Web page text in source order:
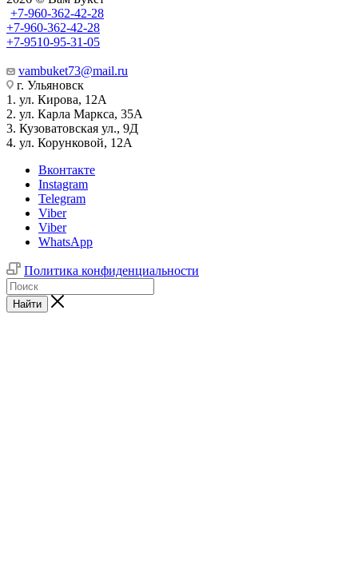
+7-960-362-42-28
+7-960-362-42-28
+7-9510-95-31-05
vambuket73@mail.ru
г. Ульяновск
1. ул. Кирова, 12А
2. ул. Карла Маркса, 35А
3. Кузоватовская ул., 9Д
4. ул. Корунковой, 12А
Вконтакте
Instagram
Telegram
Viber
Viber
WhatsApp
Политика конфиденциальности
Найти